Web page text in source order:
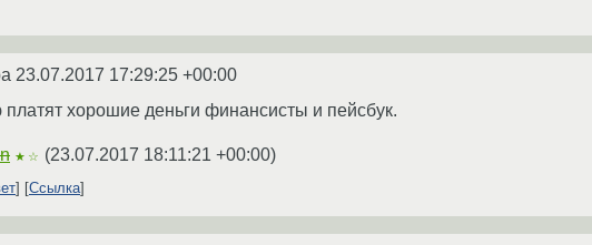
23.07.2017 17:29:25 +00:00
платят хорошие деньги финансисты и пейсбук.
★☆ (23.07.2017 18:11:21 +00:00)
Ссылка